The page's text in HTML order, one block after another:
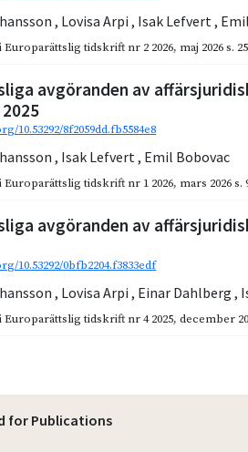
, Lovisa Arpi, Isak Lefvert,
iEuroparättslig tidskrift nr 2 2026, maj 2026 s.
avgöranden av
10.53292/8f2059dd.fb5584e8
, Isak Lefvert, Emil Bobovac
iEuroparättslig tidskrift nr 1 2026, mars 2026 s.
avgöranden av
10.53292/0bfb2204.f3833edf
, Lovisa Arpi, Einar Dahlberg,
iEuroparättslig tidskrift nr 4 2025,december
for Publications